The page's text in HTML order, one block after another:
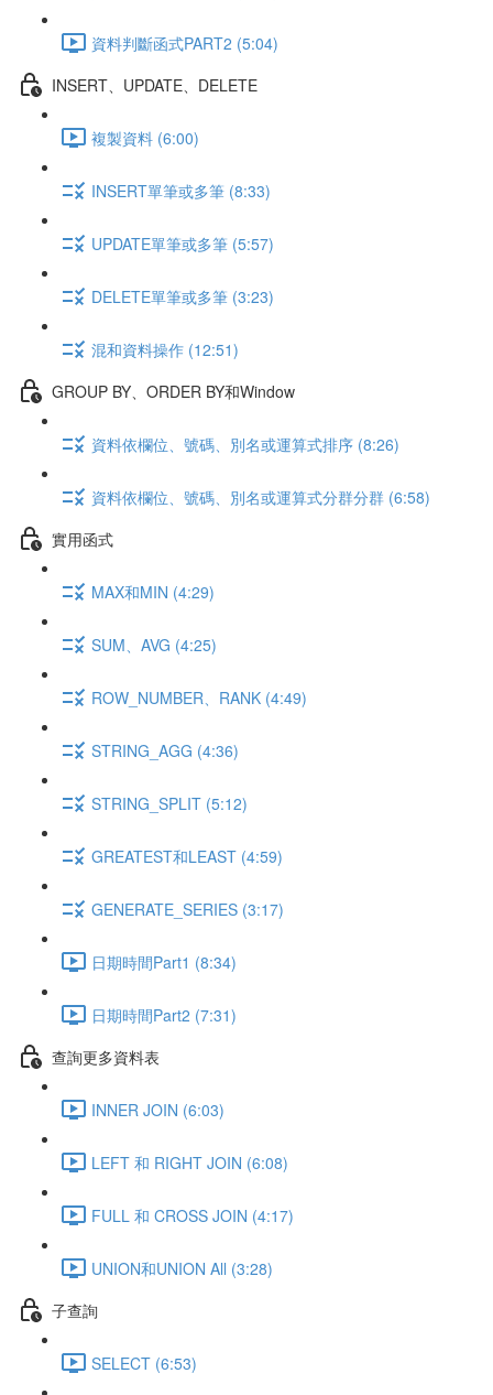
資料判斷函式PART2 (5:04)
INSERT、UPDATE、DELETE
複製資料 (6:00)
INSERT單筆或多筆 (8:33)
UPDATE單筆或多筆 (5:57)
DELETE單筆或多筆 (3:23)
混和資料操作 (12:51)
GROUP BY、ORDER BY和Window
資料依欄位、號碼、別名或運算式排序 (8:26)
資料依欄位、號碼、別名或運算式分群分群 (6:58)
實用函式
MAX和MIN (4:29)
SUM、AVG (4:25)
ROW_NUMBER、RANK (4:49)
STRING_AGG (4:36)
STRING_SPLIT (5:12)
GREATEST和LEAST (4:59)
GENERATE_SERIES (3:17)
日期時間Part1 (8:34)
日期時間Part2 (7:31)
查詢更多資料表
INNER JOIN (6:03)
LEFT 和 RIGHT JOIN (6:08)
FULL 和 CROSS JOIN (4:17)
UNION和UNION All (3:28)
子查詢
SELECT (6:53)